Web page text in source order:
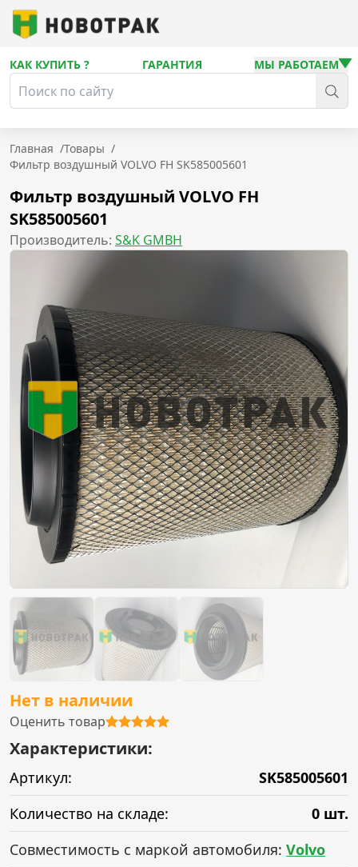
КАК КУПИТЬ ? ГАРАНТИЯ МЫ РАБОТАЕМ
Главная /Товары /
Фильтр воздушный VOLVO FH SK585005601
Фильтр воздушный VOLVO FH
SK585005601
Производитель: S&K GMBH
Нет в наличии
Оценить товар
Характеристики:
Артикул:
SK585005601
Количество на складе:
0 шт.
Совместимость с маркой автомобиля: Volvo